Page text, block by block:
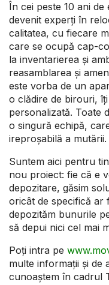
În cei peste 10 ani
devenit experți în
calitatea, cu fiecare
care se ocupă cap-
la inventarierea și
reasamblarea și
este vorba de un
o clădire de birouri,
personalizată. Toate
o singură echipă,
ireproșabilă a mutării.
Suntem aici pentru
nou proiect: fie că e
depozitare, găsim
oricât de specifică ar
depozităm bunurile
să depui nici cel mai
Poți intra pe
multe informații și de
cunoaștem în cadrul